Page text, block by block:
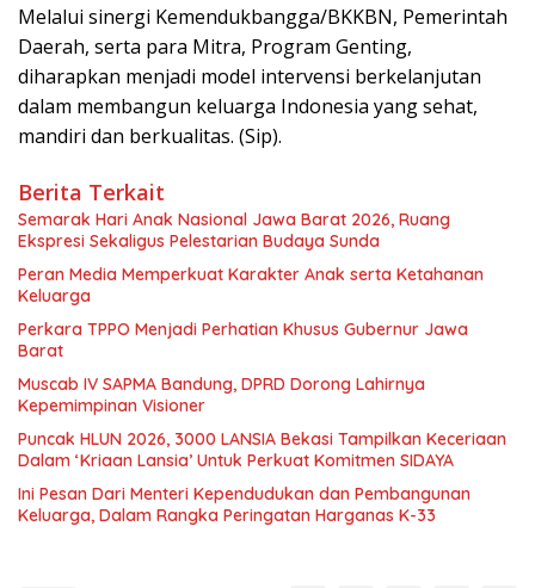
Melalui sinergi Kemendukbangga/BKKBN, Pemerintah
Daerah, serta para Mitra, Program Genting,
diharapkan menjadi model intervensi berkelanjutan
dalam membangun keluarga Indonesia yang sehat,
mandiri dan berkualitas. (Sip).
Berita Terkait
Semarak Hari Anak Nasional Jawa Barat 2026, Ruang
Ekspresi Sekaligus Pelestarian Budaya Sunda
Peran Media Memperkuat Karakter Anak serta Ketahanan
Keluarga
Perkara TPPO Menjadi Perhatian Khusus Gubernur Jawa
Barat
Muscab IV SAPMA Bandung, DPRD Dorong Lahirnya
Kepemimpinan Visioner
Puncak HLUN 2026, 3000 LANSIA Bekasi Tampilkan Keceriaan
Dalam ‘Kriaan Lansia’ Untuk Perkuat Komitmen SIDAYA
Ini Pesan Dari Menteri Kependudukan dan Pembangunan
Keluarga, Dalam Rangka Peringatan Harganas K-33